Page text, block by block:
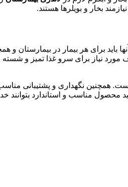
بخار و بویلرها هستند.
باید برای هر بیمار در بیمارستان و
نیاز برای سرو غذا تمیز و شسته
همچنین نگهداری و پشتیبانی
محصول مناسب و استاندارد بتوانند